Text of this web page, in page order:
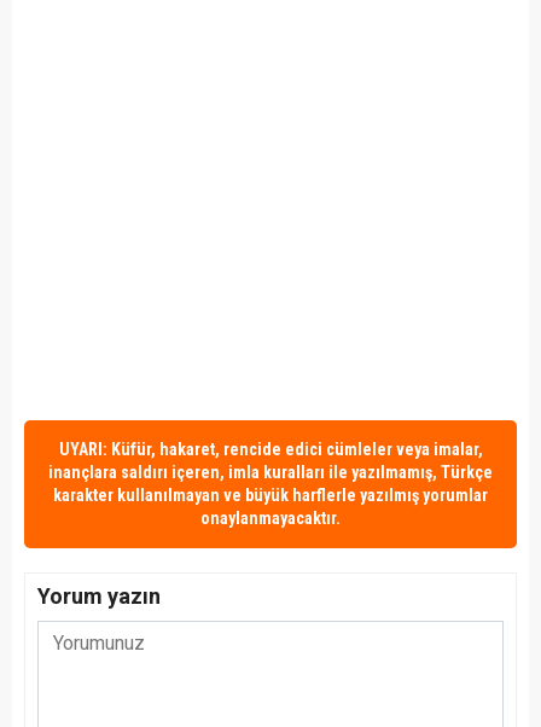
UYARI: Küfür, hakaret, rencide edici cümleler veya imalar,
inançlara saldırı içeren, imla kuralları ile yazılmamış, Türkçe
karakter kullanılmayan ve büyük harflerle yazılmış yorumlar
onaylanmayacaktır.
Yorum yazın